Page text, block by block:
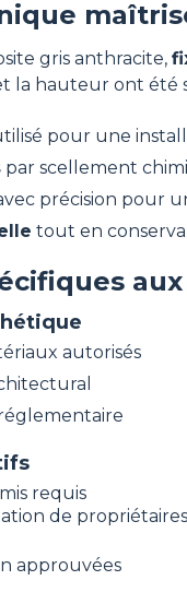
gris anthracite,
la hauteur ont été
pour une
par scellement
précision pour
tout en
autorisés
requis
de propriétaires
approuvées